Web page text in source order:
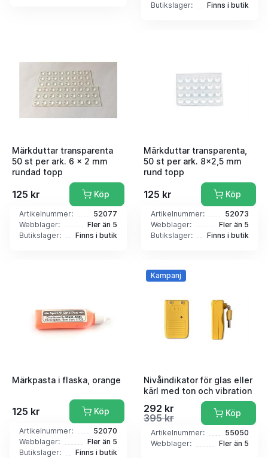
Butikslager:
Finns i butik
Märkduttar transparenta
50 st per ark. 6 x 2 mm
rundad topp
125 kr Köp
Artikelnummer:
52077
Webblager:
Fler än 5
Butikslager:
Finns i butik
Märkduttar transparenta,
50 st per ark. 8x2,5 mm
rund topp
125 kr Köp
Artikelnummer:
52073
Webblager:
Fler än 5
Butikslager:
Finns i butik
Märkpasta i flaska, orange
125 kr Köp
Artikelnummer:
52070
Webblager:
Fler än 5
Butikslager:
Finns i butik
Kampanj
Nivåindikator för glas eller
kärl med ton och vibration
292 kr
395 kr
Köp
Artikelnummer:
55050
Webblager:
Fler än 5